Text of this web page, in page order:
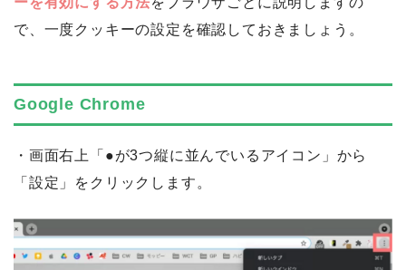
で、一度クッキーの設定を確認しておきましょう。
Google Chrome
・画面右上「●が3つ縦に並んでいるアイコン」から
「設定」をクリックします。